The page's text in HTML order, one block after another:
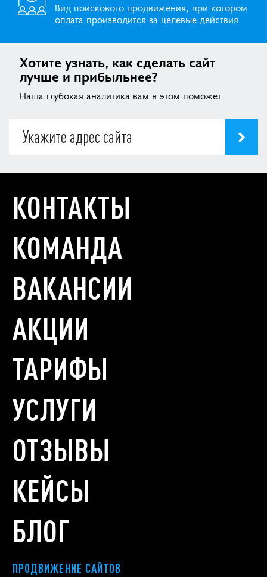
Вид поискового продвижения, при котором
оплата производится за целевые действия
Хотите узнать, как сделать сайт
лучше и прибыльнее?
Наша глубокая аналитика вам в этом поможет
КОНТАКТЫ
КОМАНДА
ВАКАНСИИ
АКЦИИ
ТАРИФЫ
УСЛУГИ
ОТЗЫВЫ
КЕЙСЫ
БЛОГ
ПРОДВИЖЕНИЕ САЙТОВ